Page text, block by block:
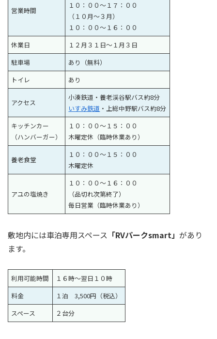
営業時間
１０：００〜１７：００
（１０月〜３月）
１０：００〜１６：００
休業日
１２月３１日〜１月３日
駐車場
あり（無料）
トイレ
あり
アクセス
小湊鉄道・養老渓谷駅バス約8分
いすみ鉄道 ・上総中野駅バス約8分
キッチンカー
（ハンバーガー）
１０：００〜１５：００
木曜定休（臨時休業あり）
養老食堂
１０：００〜１５：００
木曜定休
アユの塩焼き
１０：００〜１６：００
（品切れ次第終了）
毎日営業（臨時休業あり）
敷地内には車泊専用スペース 「RVパークsmart」 があり
ます。
利用可能時間
１６時〜翌日１０時
料金
１泊 3,500円（税込）
スペース
２台分